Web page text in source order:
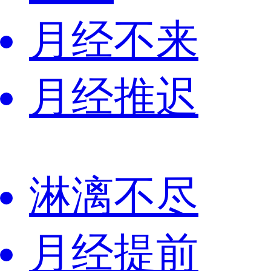
月经不来
月经推迟
淋漓不尽
月经提前